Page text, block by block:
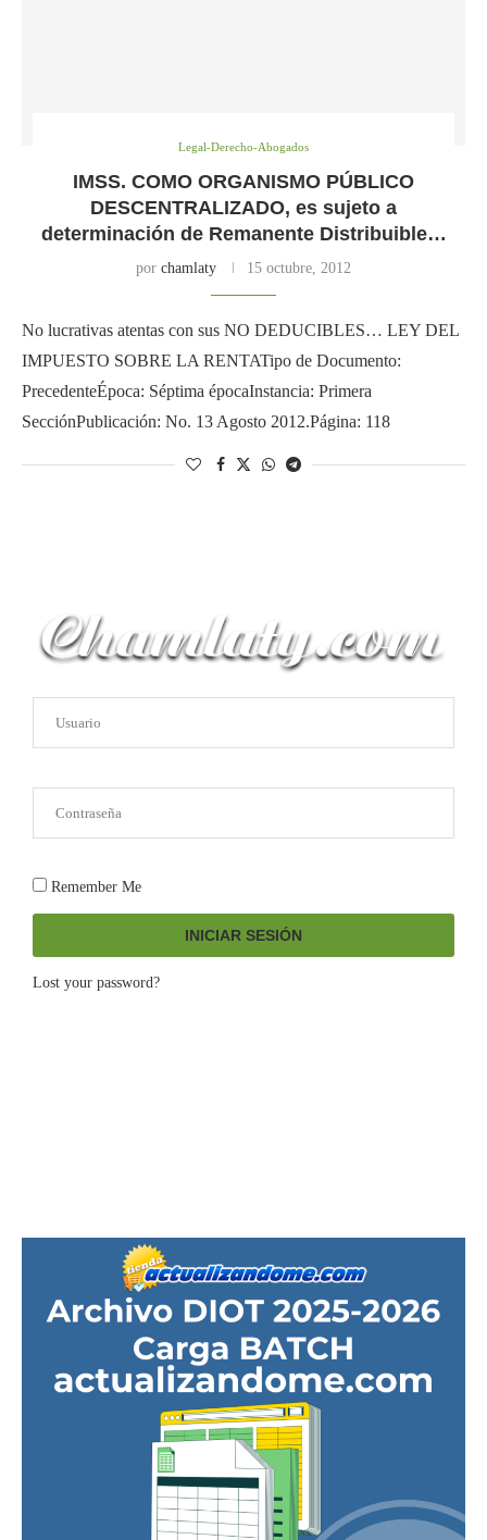
Legal-Derecho-Abogados
IMSS. COMO ORGANISMO PÚBLICO
DESCENTRALIZADO, es sujeto a
determinación de Remanente Distribuible…
por chamlaty 15 octubre, 2012
No lucrativas atentas con sus NO DEDUCIBLES… LEY DEL
IMPUESTO SOBRE LA RENTATipo de Documento:
PrecedenteÉpoca: Séptima épocaInstancia: Primera
SecciónPublicación: No. 13 Agosto 2012.Página: 118
Remember Me
INICIAR SESIÓN
Lost your password?